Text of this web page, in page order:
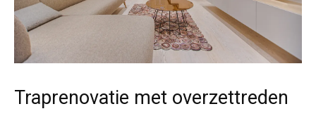
Traprenovatie met overzettreden